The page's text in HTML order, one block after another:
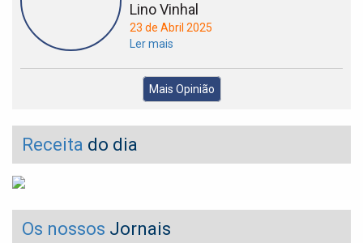
Lino Vinhal
23 de Abril 2025
Ler mais
Mais Opinião
Receita do dia
Os nossos Jornais